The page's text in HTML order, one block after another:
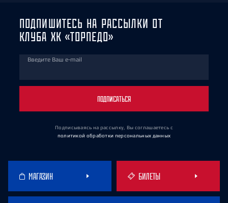
ПОДПИШИТЕСЬ НА РАССЫЛКИ ОТ
КЛУБА ХК «ТОРПЕДО»
Введите Ваш e-mail
ПОДПИСАТЬСЯ
Подписываясь на рассылку, Вы соглашаетесь с
политикой обработки персональных данных
МАГАЗИН БИЛЕТЫ